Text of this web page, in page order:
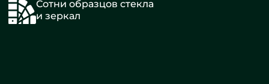
Сотни образцов стекла
и зеркал